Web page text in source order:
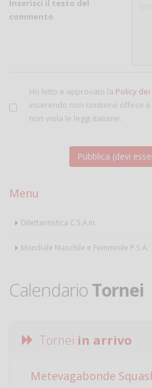
Inserisci il testo del
commento
Ho letto e approvato la Policy
inserendo non contiene offese
non viola le leggi italiane.
Menu
Dilettantistica C.S.A.In.
Mondiale Maschile e Femminile P.S.A.
Calendario Tornei
Tornei in arrivo
Metevagabonde